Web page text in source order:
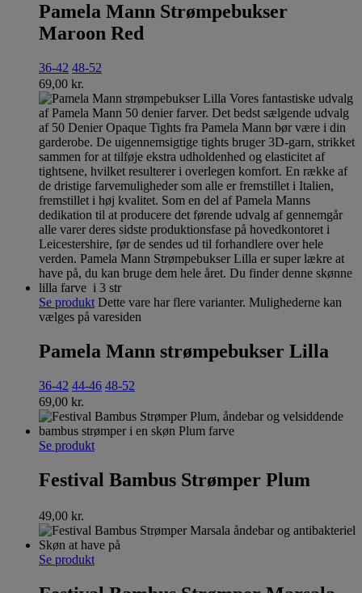
Pamela Mann Strømpebukser
Maroon Red
36-42 48-52
69,00 kr.
Se produkt Dette vare har flere varianter. Mulighederne kan
vælges på varesiden
Pamela Mann strømpebukser Lilla
36-42 44-46 48-52
69,00 kr.
Se produkt
Festival Bambus Strømper Plum
49,00 kr.
Se produkt